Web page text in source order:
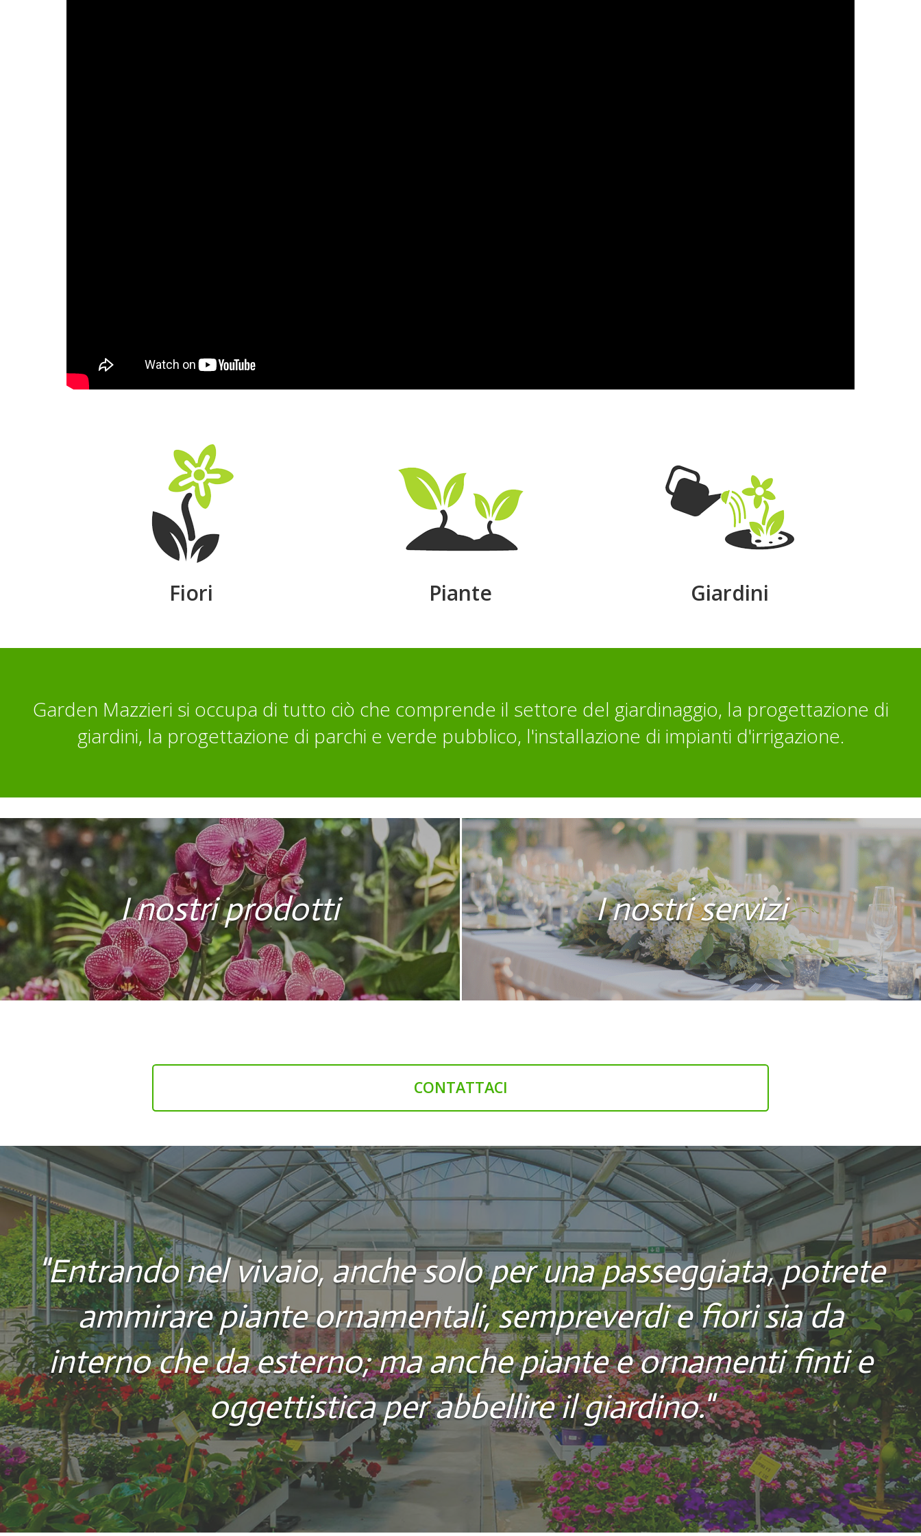
Fiori Piante Giardini
Garden Mazzieri si occupa di tutto ciò che comprende il settore del giardinaggio, la progettazione di
giardini, la progettazione di parchi e verde pubblico, l'installazione di impianti d'irrigazione.
I nostri prodotti I nostri servizi
CONTATTACI
"Entrando nel vivaio, anche solo per una passeggiata, potrete
ammirare piante ornamentali, sempreverdi e fiori sia da
interno che da esterno; ma anche piante e ornamenti finti e
oggettistica per abbellire il giardino."